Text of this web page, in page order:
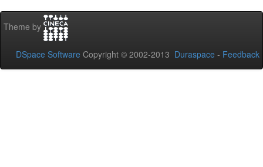
Theme by
DSpace Software Copyright © 2002-2013 Duraspace - Feedback